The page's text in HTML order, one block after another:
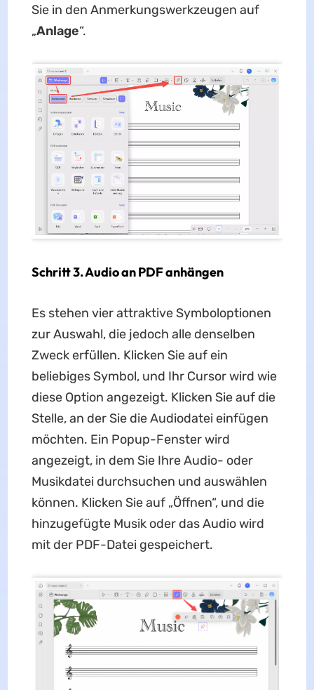
Sie in den Anmerkungswerkzeugen auf
„Anlage“.
Schritt 3. Audio an PDF anhängen
Es stehen vier attraktive Symboloptionen
zur Auswahl, die jedoch alle denselben
Zweck erfüllen. Klicken Sie auf ein
beliebiges Symbol, und Ihr Cursor wird wie
diese Option angezeigt. Klicken Sie auf die
Stelle, an der Sie die Audiodatei einfügen
möchten. Ein Popup-Fenster wird
angezeigt, in dem Sie Ihre Audio- oder
Musikdatei durchsuchen und auswählen
können. Klicken Sie auf „Öffnen“, und die
hinzugefügte Musik oder das Audio wird
mit der PDF-Datei gespeichert.